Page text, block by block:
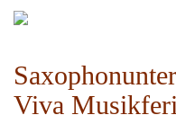
Viva